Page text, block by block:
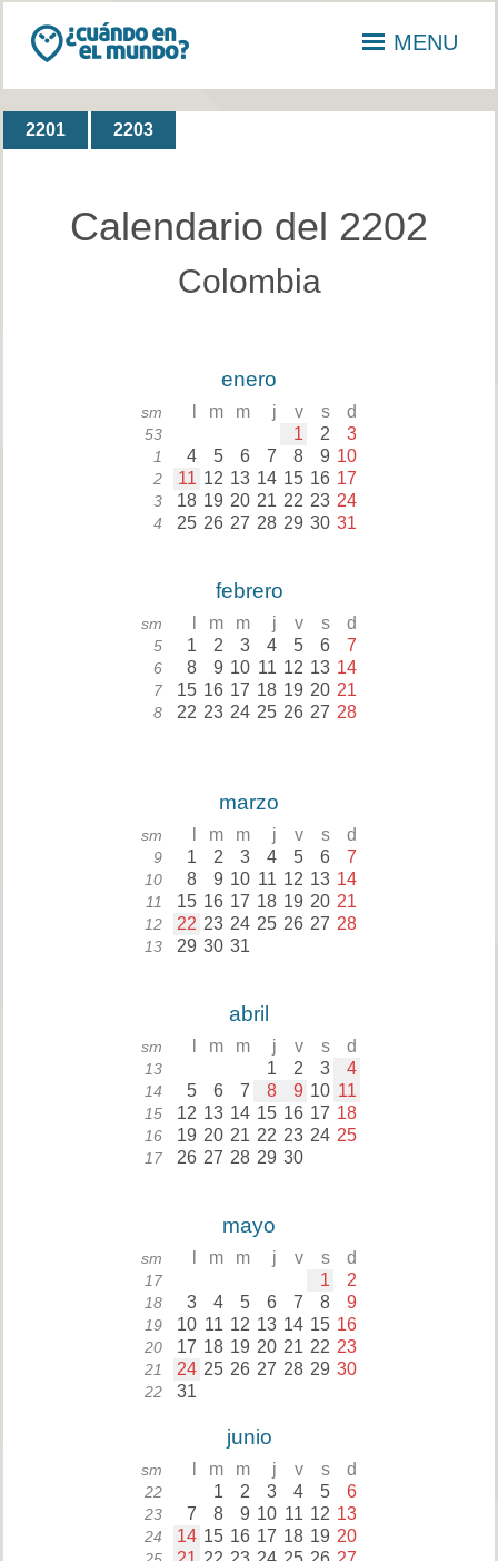
MENU
2201 2203
Calendario del 2202
Colombia
enero
sm m m j v s d
53 1 2 3
1 4 5 6 7 8 9 10
2 11 12 13 14 15 16 17
3 18 19 20 21 22 23 24
4 25 26 27 28 29 30 31
febrero
sm m m j v s d
5 1 2 3 4 5 6 7
6 8 9 10 11 12 13 14
7 15 16 17 18 19 20 21
8 22 23 24 25 26 27 28
marzo
sm m m j v s d
9 1 2 3 4 5 6 7
10 8 9 10 11 12 13 14
11 15 16 17 18 19 20 21
12 22 23 24 25 26 27 28
13 29 30 31
abril
sm m m j v s d
13 1 2 3 4
14 5 6 7 8 9 10 11
15 12 13 14 15 16 17 18
16 19 20 21 22 23 24 25
17 26 27 28 29 30
mayo
sm m m j v s d
17 1 2
18 3 4 5 6 7 8 9
19 10 11 12 13 14 15 16
20 17 18 19 20 21 22 23
21 24 25 26 27 28 29 30
22 31
junio
sm m m j v s d
22 1 2 3 4 5 6
23 7 8 9 10 11 12 13
24 14 15 16 17 18 19 20